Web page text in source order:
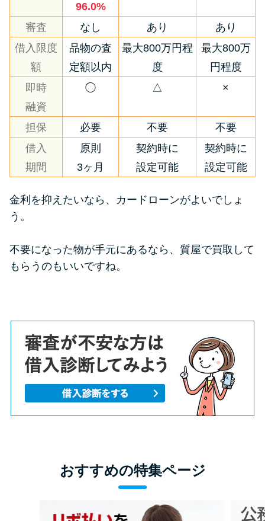
96.0%
審査 なし あり
あり
借入限度
額
品物の査
定額以内
最大800万円程
度
最大800万
円程度
即時
融資
◯ △ ×
担保 必要 不要
不要
借入
期間
原則
3ヶ月
契約時に
設定可能
契約時に
設定可能
金利を抑えたいなら、カードローンがよいでしょ
う。
不要になった物が手元にあるなら、質屋で買取して
もらうのもいいですね。
おすすめの特集ページ